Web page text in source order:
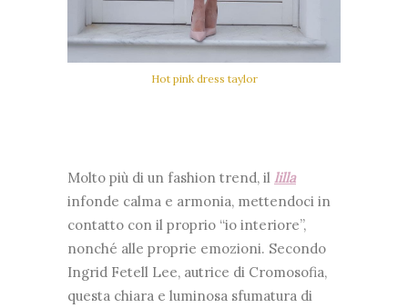
Hot pink dress taylor
Molto più di un fashion trend, il lilla
infonde calma e armonia, mettendoci in
contatto con il proprio “io interiore”,
nonché alle proprie emozioni. Secondo
Ingrid Fetell Lee, autrice di Cromosofia,
questa chiara e luminosa sfumatura di